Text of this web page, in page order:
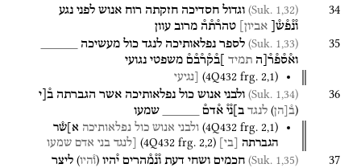
34
(Suk. 1,32) וגדול חסדיכה חזקתה רוח אנוש לפני נגע
ו֯נ֯פ֯ש֯[
אביון] טהר֯ת֯ה֯ מרוב עוון
35
(Suk. 1,33) לספר נפלאותיכה לנגד כול מעשיכה
וא֯ס֯פ֯ר֯[ה תמיד ]ב֯ק֯ר֯ב֯ם֯ משפטי נגועי
(4Q432 frg. 2,1) [נגיעי
36
(Suk. 1,34) ולבני אנוש כול נפלאותיכה אשר הגברתה ב֯[י
(ב֯[הן) לנגד ב]נ֯י֯ א֯דם֯ שמעו
(4Q432 frg. 2,1) ולבני אנוש כול נפלאותיכה א]ש֯ר
הגברתה
בי (4Q432 frg. 2,2) [לנגד בני אדם שמעו
37
(Suk. 1,35) חכמים ושחי דעת ו֯נ֯מ֯הרים י֯היו (ו֯היו) ליצר